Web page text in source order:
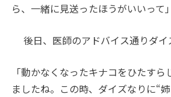
ら、一緒に見送ったほうがいいって」
後日、医師のアドバイス通りダイ
「動かなくなったキナコをひたす
ましたね。この時、ダイズなりに“